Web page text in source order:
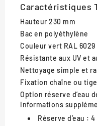
Caractéristiques
Hauteur 230 mm
Bac en polyéthylène
Couleur vert RAL 6029
Résistante aux UV et
Nettoyage simple et
Fixation chaîne ou
Option réserve d’eau
Informations
Réserve d’eau : 4